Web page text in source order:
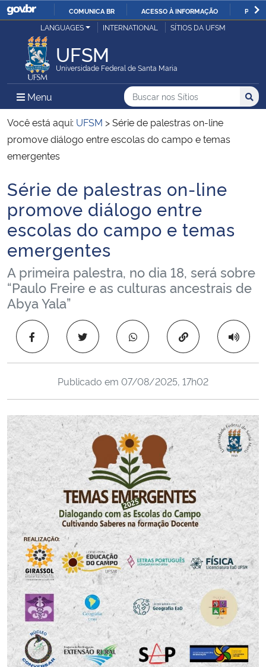
IR
COMUNICA BR ACESSO À INFORMAÇÃO
Ministério da Justiça e Segurança Pública
Ministério da Defesa
Ministério das Relações Exteriores
Ministério da Economia
Ministério da Infraestrutura
Ministério da Agricultura, Pecuária e Abastecimento
Ministério da Educação
Ministério da Cidadania
Ministério da Saúde
Ministério de Minas e Energia
Ministério do Meio Ambiente
Ministério do Turismo
Ministério do Desenvolvimento Regional
Controladoria-Geral da União
Ministério da Mulher, da Família e dos Direitos Humanos
Secretaria-Geral
Secretaria de Governo
Gabinete de Segurança Institucional
Advocacia-Geral da União
LANGUAGES INTERNATIONAL SÍTIOS DA UFSM
UFSM
Universidade Federal de Santa Maria
Menu Menu Principal do Sítio
Busca
Buscar no nos Sítios
Busca:
Você está aqui: UFSM >Série de palestras on-line
promove diálogo entre escolas do campo e temas
emergentes
Início do conteúdo
Série de palestras on-line
promove diálogo entre
escolas do campo e temas
emergentes
A primeira palestra, no dia 18, será sobre
“Paulo Freire e as culturas ancestrais de
Abya Yala”
Copiar para área
Publicado em 07/08/2025, 17h02